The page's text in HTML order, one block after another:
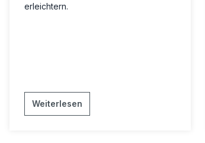
erleichtern.
Weiterlesen